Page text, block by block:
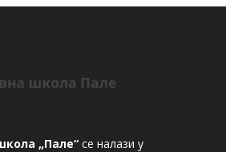
„Пале“ се налази у